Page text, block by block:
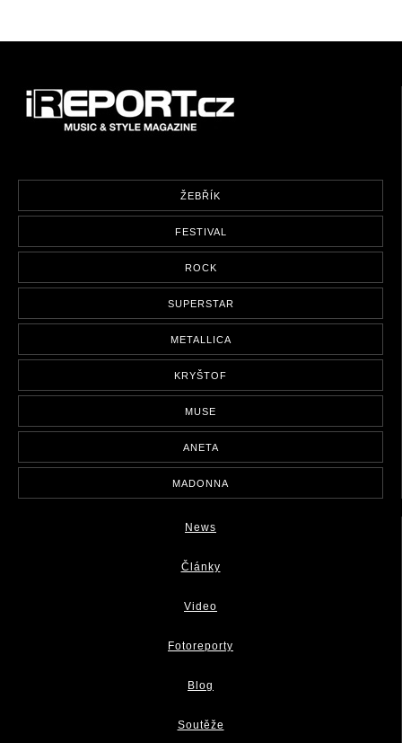
ŽEBŘÍK
FESTIVAL
ROCK
SUPERSTAR
METALLICA
KRYŠTOF
MUSE
ANETA
MADONNA
News
Články
Video
Fotoreporty
Blog
Soutěže